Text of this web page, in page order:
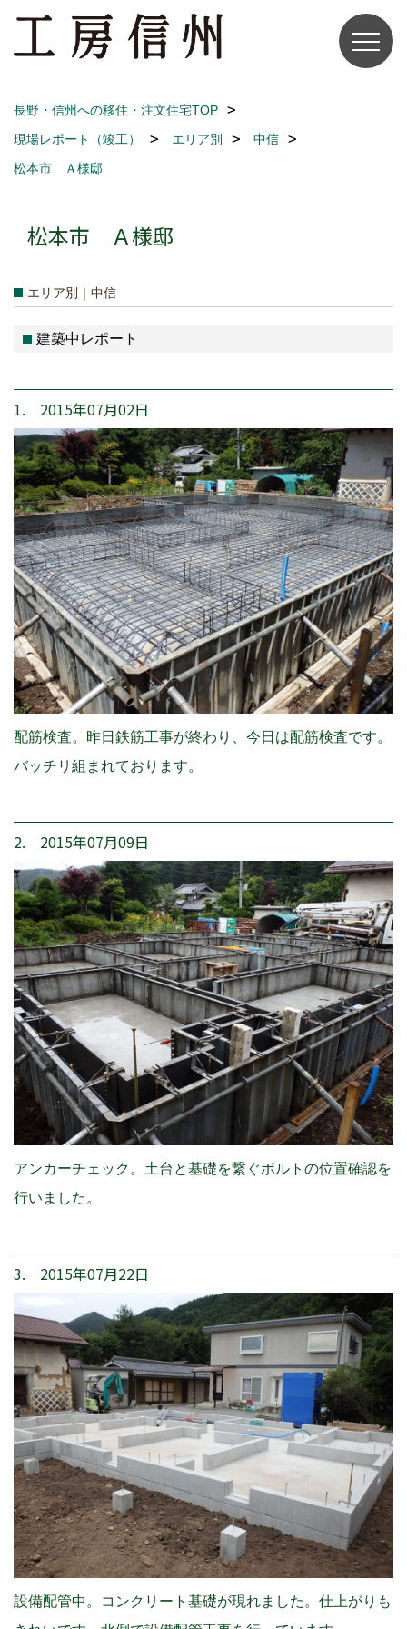
長野・信州への移住・注文住宅TOP
現場レポート（竣工）
エリア別
中信
松本市 Ａ様邸
松本市 Ａ様邸
エリア別｜中信
建築中レポート
1. 2015年07月02日
配筋検査。昨日鉄筋工事が終わり、今日は配筋検査です。
バッチリ組まれております。
2. 2015年07月09日
アンカーチェック。土台と基礎を繋ぐボルトの位置確認を
行いました。
3. 2015年07月22日
設備配管中。コンクリート基礎が現れました。仕上がりも